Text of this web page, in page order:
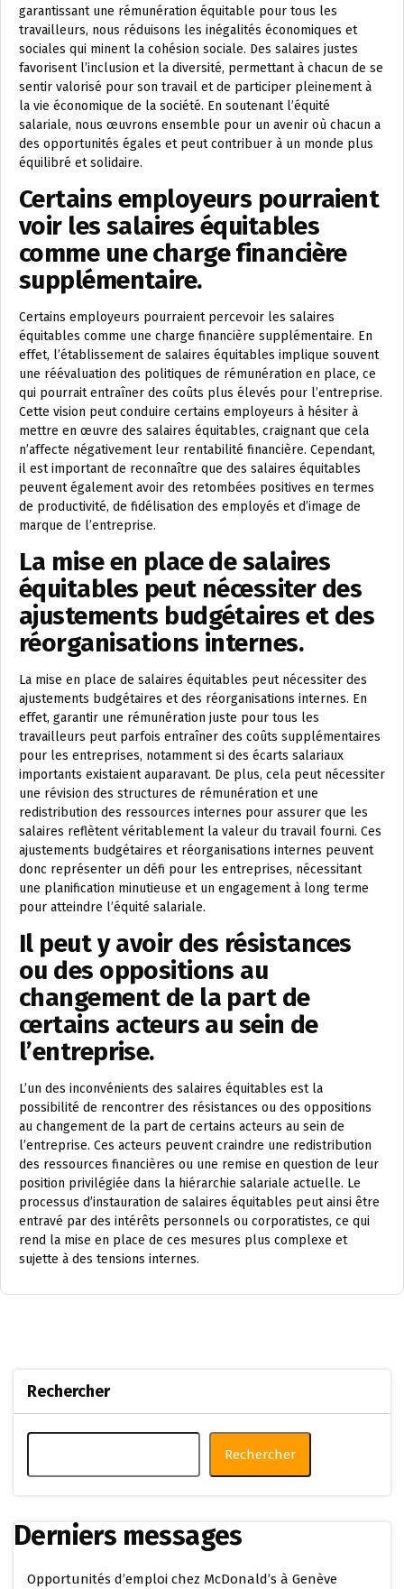
garantissant une rémunération équitable pour tous les
travailleurs, nous réduisons les inégalités économiques et
sociales qui minent la cohésion sociale. Des salaires justes
favorisent l’inclusion et la diversité, permettant à chacun de se
sentir valorisé pour son travail et de participer pleinement à
la vie économique de la société. En soutenant l’équité
salariale, nous œuvrons ensemble pour un avenir où chacun a
des opportunités égales et peut contribuer à un monde plus
équilibré et solidaire.
Certains employeurs pourraient
voir les salaires équitables
comme une charge financière
supplémentaire.
Certains employeurs pourraient percevoir les salaires
équitables comme une charge financière supplémentaire. En
effet, l’établissement de salaires équitables implique souvent
une réévaluation des politiques de rémunération en place, ce
qui pourrait entraîner des coûts plus élevés pour l’entreprise.
Cette vision peut conduire certains employeurs à hésiter à
mettre en œuvre des salaires équitables, craignant que cela
n’affecte négativement leur rentabilité financière. Cependant,
il est important de reconnaître que des salaires équitables
peuvent également avoir des retombées positives en termes
de productivité, de fidélisation des employés et d’image de
marque de l’entreprise.
La mise en place de salaires
équitables peut nécessiter des
ajustements budgétaires et des
réorganisations internes.
La mise en place de salaires équitables peut nécessiter des
ajustements budgétaires et des réorganisations internes. En
effet, garantir une rémunération juste pour tous les
travailleurs peut parfois entraîner des coûts supplémentaires
pour les entreprises, notamment si des écarts salariaux
importants existaient auparavant. De plus, cela peut nécessiter
une révision des structures de rémunération et une
redistribution des ressources internes pour assurer que les
salaires reflètent véritablement la valeur du travail fourni. Ces
ajustements budgétaires et réorganisations internes peuvent
donc représenter un défi pour les entreprises, nécessitant
une planification minutieuse et un engagement à long terme
pour atteindre l’équité salariale.
Il peut y avoir des résistances
ou des oppositions au
changement de la part de
certains acteurs au sein de
l’entreprise.
L’un des inconvénients des salaires équitables est la
possibilité de rencontrer des résistances ou des oppositions
au changement de la part de certains acteurs au sein de
l’entreprise. Ces acteurs peuvent craindre une redistribution
des ressources financières ou une remise en question de leur
position privilégiée dans la hiérarchie salariale actuelle. Le
processus d’instauration de salaires équitables peut ainsi être
entravé par des intérêts personnels ou corporatistes, ce qui
rend la mise en place de ces mesures plus complexe et
sujette à des tensions internes.
Rechercher
Rechercher
Derniers messages
Opportunités d’emploi chez McDonald’s à Genève